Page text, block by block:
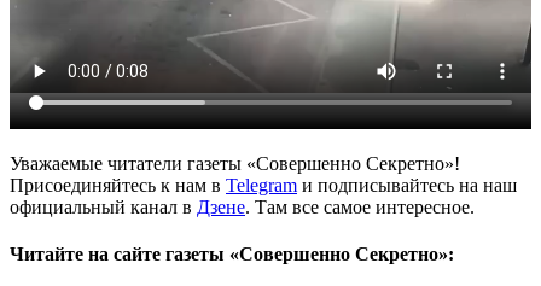
Уважаемые читатели газеты «Совершенно Секретно»!
Присоединяйтесь к нам в Telegram и подписывайтесь на наш
официальный канал в Дзене. Там все самое интересное.
Читайте на сайте газеты «Совершенно Секретно»: